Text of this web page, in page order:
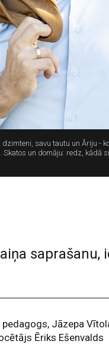
savu tautu un Āriju -
un domāju: redz, kādā
Jāzepa
Ēriks Ešenvalds